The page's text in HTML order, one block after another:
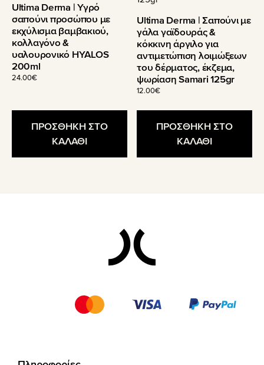
Ultima Derma | Υγρό
σαπούνι προσώπου με
εκχύλισμα βαμβακιού,
κολλαγόνο &
υαλουρονικό HYALOS
200ml
24.00€
ΠΡΟΣΘΗΚΗ ΣΤΟ
ΚΑΛΑΘΙ
Ultima Derma | Σαπούνι με
γάλα γαϊδουράς &
κόκκινη άργιλο για
αντιμετώπιση λοιμώξεων
του δέρματος, έκζεμα,
ψωρίαση Samari 125gr
12.00€
ΠΡΟΣΘΗΚΗ ΣΤΟ
ΚΑΛΑΘΙ